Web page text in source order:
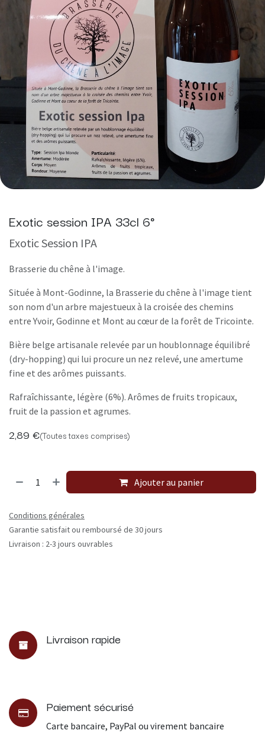
Exotic session IPA 33cl 6°
Exotic Session IPA
Brasserie du chêne à l'image.
Située à Mont-Godinne, la Brasserie du chêne à l'image tient
son nom d'un arbre majestueux à la croisée des chemins
entre Yvoir, Godinne et Mont au cœur de la forêt de Tricointe.
Bière belge artisanale relevée par un houblonnage équilibré
(dry-hopping) qui lui procure un nez relevé, une amertume
fine et des arômes puissants.
Rafraîchissante, légère (6%). Arômes de fruits tropicaux,
fruit de la passion et agrumes.
2,89 €(Toutes taxes comprises)
Ajouter au panier
Conditions générales
Garantie satisfait ou remboursé de 30 jours
Livraison : 2-3 jours ouvrables
Livraison rapide
Paiement sécurisé
Carte bancaire, PayPal ou virement bancaire